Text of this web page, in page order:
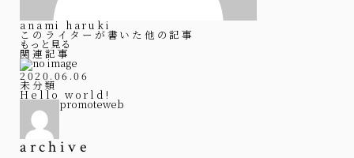
anami haruki
このライターが書いた他の記事
もっと見る
関連記事
2020.06.06
未分類
Hello world!
promoteweb
archive